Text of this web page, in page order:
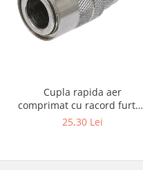
Cupla rapida aer
comprimat cu racord furtun
8 mm (5/16") | SUA / Franta
25,30 Lei